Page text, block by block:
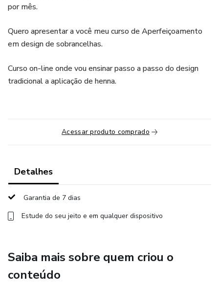
por mês.
Quero apresentar a você meu curso de Aperfeiçoamento
em design de sobrancelhas.
Curso on-line onde vou ensinar passo a passo do design
tradicional a aplicação de henna.
Acessar produto comprado
Detalhes
Garantia de 7 dias
Estude do seu jeito e em qualquer dispositivo
Saiba mais sobre quem criou o
conteúdo